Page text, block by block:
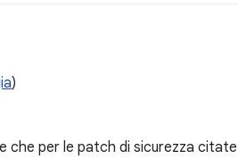
)
che per le patch di sicurezza